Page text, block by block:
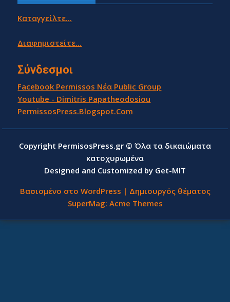
Καταγγείλτε...
Διαφημιστείτε...
Σύνδεσμοι
Facebook Permissos Νέα Public Group
Youtube - Dimitris Papatheodosiou
PermissosPress.Blogspot.Com
Copyright PermisosPress.gr © Όλα τα δικαιώματα
κατοχυρωμένα
Designed and Customized by Get-MIT
Βασισμένο στο WordPress | Δημιουργός θέματος
SuperMag: Acme Themes